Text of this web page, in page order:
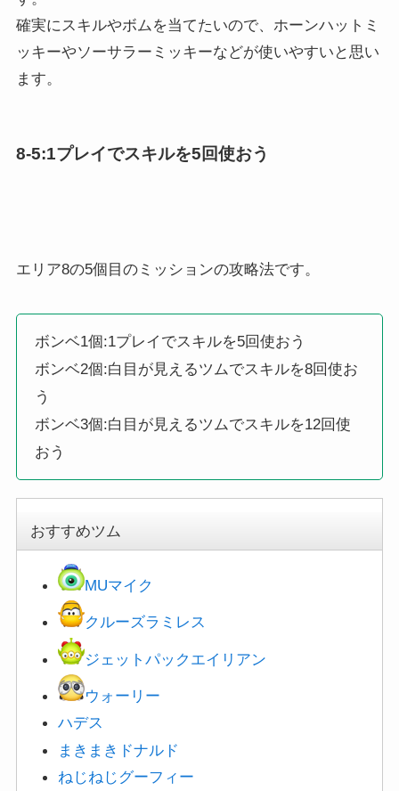
確実にスキルやボムを当てたいので、ホーンハットミ
ッキーやソーサラーミッキーなどが使いやすいと思い
ます。
8-5:1プレイでスキルを5回使おう
エリア8の5個目のミッションの攻略法です。
ボンベ1個:1プレイでスキルを5回使おう
ボンベ2個:白目が見えるツムでスキルを8回使お
う
ボンベ3個:白目が見えるツムでスキルを12回使
おう
おすすめツム
MUマイク
クルーズラミレス
ジェットパックエイリアン
ウォーリー
ハデス
まきまきドナルド
ねじねじグーフィー